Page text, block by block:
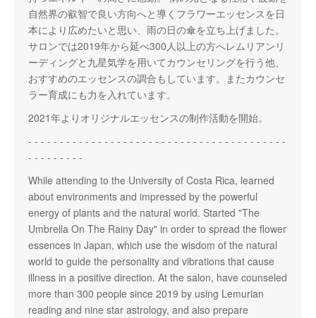
自然界の叡智で良い方向へと導くフラワーエッセンスを日
本により広めたいと思い、雨の日の傘を立ち上げました。
サロンでは2019年から延べ300人以上の方へレムリアンリ
ーディングと九星気学を用いてカウンセリングを行う他、
おすすめのエッセンスの調合もしています。またカウンセ
ラー育成にも力を入れています。
2021年よりオリジナルエッセンスの制作活動を開始。
- - - - - - - - - - - - - - - - - - - - - - - - - - - - - - - - - - - - - - - - -
- - - - - - - - -
While attending to the University of Costa Rica, learned
about environments and impressed by the powerful
energy of plants and the natural world. Started "The
Umbrella On The Rainy Day" in order to spread the flower
essences in Japan, which use the wisdom of the natural
world to guide the personality and vibrations that cause
illness in a positive direction. At the salon, have counseled
more than 300 people since 2019 by using Lemurian
reading and nine star astrology, and also prepare